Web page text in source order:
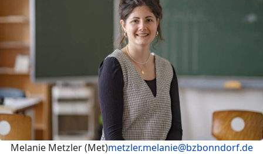
Melanie Metzler (Met)metzler.melanie@bzbonndorf.de